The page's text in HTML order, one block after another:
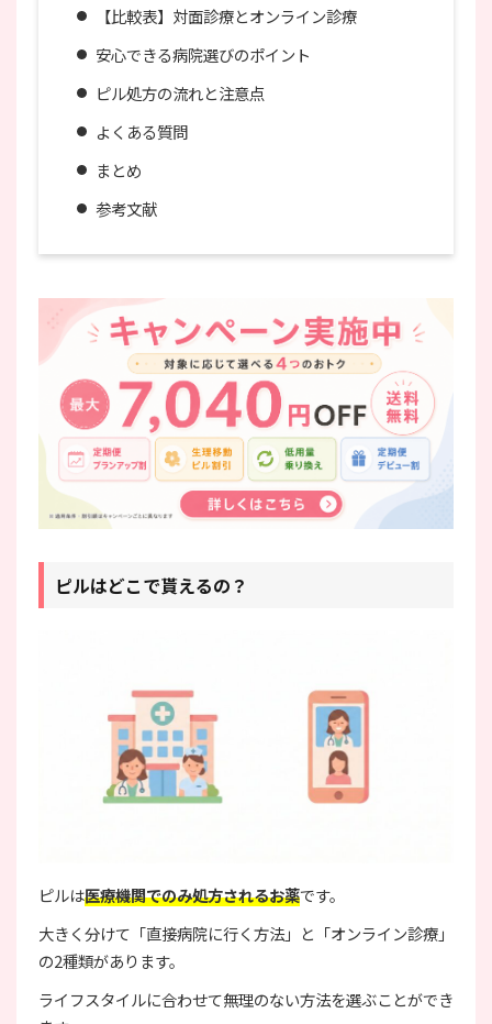
【比較表】対面診療とオンライン診療
安心できる病院選びのポイント
ピル処方の流れと注意点
よくある質問
まとめ
参考文献
ピルはどこで貰えるの？
ピルは医療機関でのみ処方されるお薬です。
大きく分けて「直接病院に行く方法」と「オンライン診療」
の2種類があります。
ライフスタイルに合わせて無理のない方法を選ぶことができ